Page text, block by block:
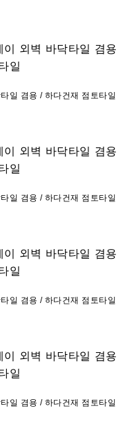
일 겸용 / 하다건재 점토타일
일 겸용 / 하다건재 점토타일
일 겸용 / 하다건재 점토타일
일 겸용 / 하다건재 점토타일